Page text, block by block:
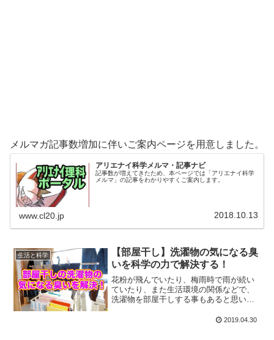
メルマガ記事数増加に伴いご案内ページを用意しました。
アリエナイ科学メルマ・記事ナビ
記事数が増えてきたため、本ページでは「アリエナイ科学
メルマ」の記事をわかりやすくご案内します。
www.cl20.jp 2018.10.13
生活と科学
【部屋干し】洗濯物の気になる臭
いを科学の力で解決する！
花粉が飛んでいたり、梅雨時で雨が続い
ていたり、また生活環境の関係などで、
洗濯物を部屋干しする事もあると思いま
す。今回は、薬局で売っているあるもの
2019.04.30